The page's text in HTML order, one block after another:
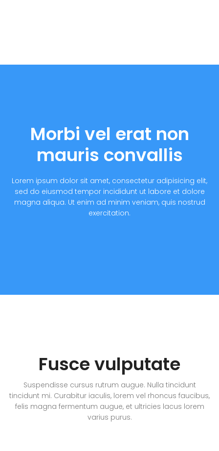
Morbi vel erat non
mauris convallis
Lorem ipsum dolor sit amet, consectetur adipisicing elit,
sed do eiusmod tempor incididunt ut labore et dolore
magna aliqua. Ut enim ad minim veniam, quis nostrud
exercitation.
Fusce vulputate
Suspendisse cursus rutrum augue. Nulla tincidunt
tincidunt mi. Curabitur iaculis, lorem vel rhoncus faucibus,
felis magna fermentum augue, et ultricies lacus lorem
varius purus.